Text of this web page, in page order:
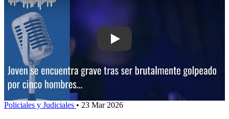
Play: Joven se encuentra grave tras
Policiales y Judiciales • 23 Mar 2026